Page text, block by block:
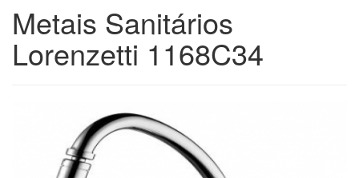
Metais Sanitários
Lorenzetti 1168C34